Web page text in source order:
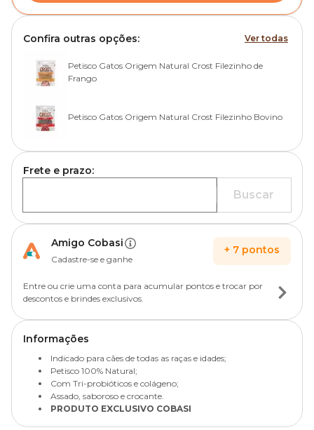
Confira outras opções: Ver todas
Petisco Gatos Origem Natural Crost Filezinho de
Frango
Petisco Gatos Origem Natural Crost Filezinho Bovino
Frete e prazo:
Buscar
Amigo Cobasi
Cadastre-se e ganhe
+ 7 pontos
Entre ou crie uma conta para acumular pontos e trocar por
descontos e brindes exclusivos.
Informações
Indicado para cães de todas as raças e idades;
Petisco 100% Natural;
Com Tri-probióticos e colágeno;
Assado, saboroso e crocante.
PRODUTO EXCLUSIVO COBASI